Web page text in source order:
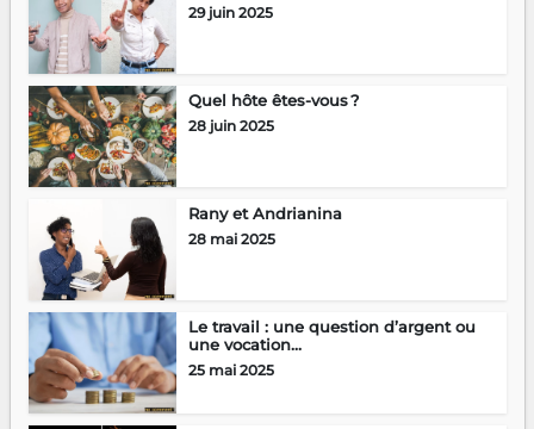
29 juin 2025
Quel hôte êtes-vous ?
28 juin 2025
Rany et Andrianina
28 mai 2025
Le travail : une question d’argent ou
une vocation...
25 mai 2025